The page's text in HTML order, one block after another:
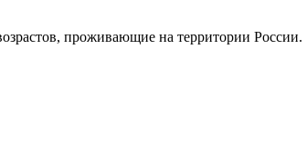
проживающие на территории России.